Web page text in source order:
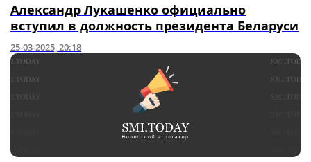
Александр Лукашенко официально
вступил в должность президента Беларуси
25-03-2025, 20:18